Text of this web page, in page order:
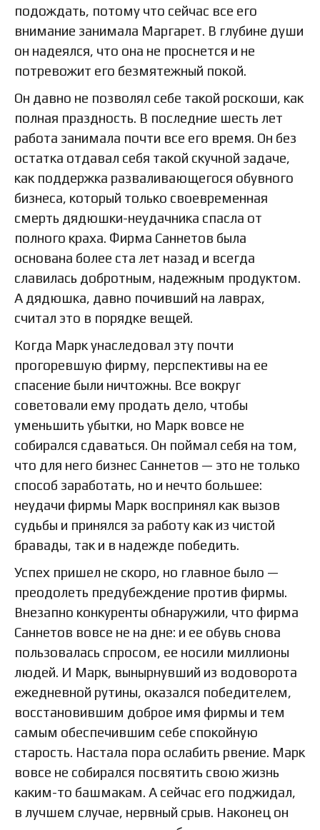
подождать, потому что сейчас все его
внимание занимала Маргарет. В глубине души
он надеялся, что она не проснется и не
потревожит его безмятежный покой.
Он давно не позволял себе такой роскоши, как
полная праздность. В последние шесть лет
работа занимала почти все его время. Он без
остатка отдавал себя такой скучной задаче,
как поддержка разваливающегося обувного
бизнеса, который только своевременная
смерть дядюшки-неудачника спасла от
полного краха. Фирма Саннетов была
основана более ста лет назад и всегда
славилась добротным, надежным продуктом.
А дядюшка, давно почивший на лаврах,
считал это в порядке вещей.
Когда Марк унаследовал эту почти
прогоревшую фирму, перспективы на ее
спасение были ничтожны. Все вокруг
советовали ему продать дело, чтобы
уменьшить убытки, но Марк вовсе не
собирался сдаваться. Он поймал себя на том,
что для него бизнес Саннетов — это не только
способ заработать, но и нечто большее:
неудачи фирмы Марк воспринял как вызов
судьбы и принялся за работу как из чистой
бравады, так и в надежде победить.
Успех пришел не скоро, но главное было —
преодолеть предубеждение против фирмы.
Внезапно конкуренты обнаружили, что фирма
Саннетов вовсе не на дне: и ее обувь снова
пользовалась спросом, ее носили миллионы
людей. И Марк, вынырнувший из водоворота
ежедневной рутины, оказался победителем,
восстановившим доброе имя фирмы и тем
самым обеспечившим себе спокойную
старость. Настала пора ослабить рвение. Марк
вовсе не собирался посвятить свою жизнь
каким-то башмакам. А сейчас его поджидал,
в лучшем случае, нервный срыв. Наконец он